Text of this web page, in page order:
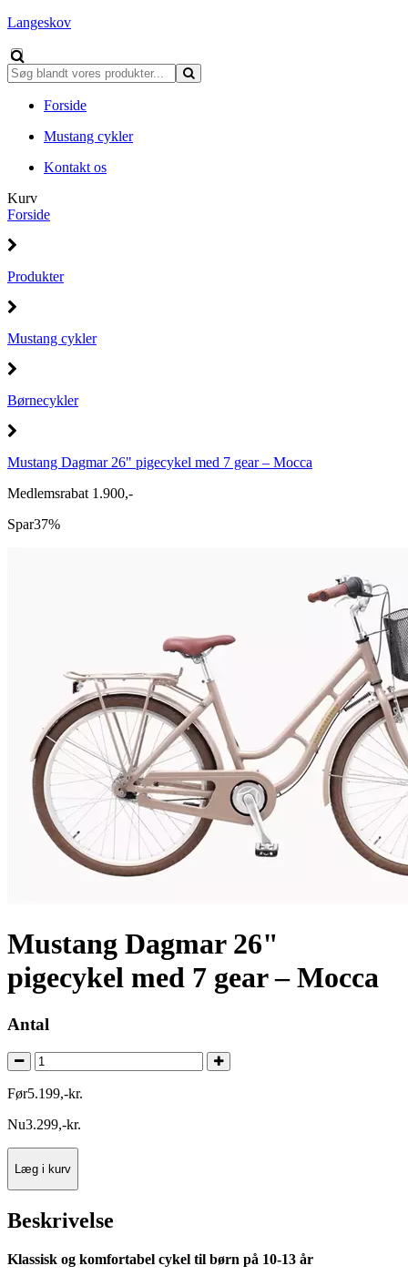
Langeskov
Forside
Mustang cykler
Kontakt os
Kurv
Forside
Produkter
Mustang cykler
Børnecykler
Mustang Dagmar 26" pigecykel med 7 gear – Mocca
Medlemsrabat 1.900,-
Spar37%
Mustang Dagmar 26"
pigecykel med 7 gear – Mocca
Antal
Før5.199,-kr.
Nu3.299,-kr.
Læg i kurv
Beskrivelse
Klassisk og komfortabel cykel til børn på 10-13 år